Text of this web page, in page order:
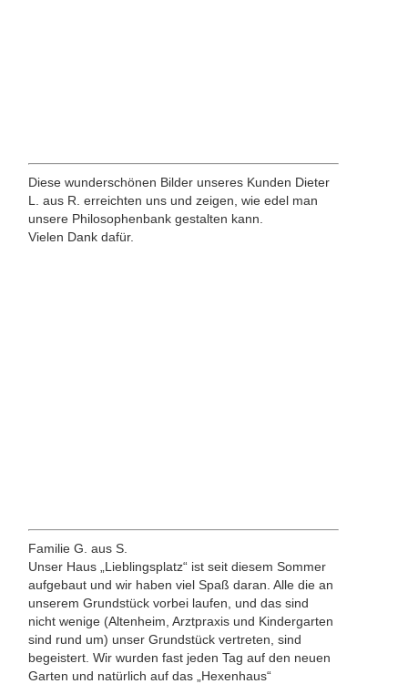
Diese wunderschönen Bilder unseres Kunden Dieter
L. aus R. erreichten uns und zeigen, wie edel man
unsere Philosophenbank gestalten kann.
Vielen Dank dafür.
Familie G. aus S.
Unser Haus „Lieblingsplatz“ ist seit diesem Sommer
aufgebaut und wir haben viel Spaß daran. Alle die an
unserem Grundstück vorbei laufen, und das sind
nicht wenige (Altenheim, Arztpraxis und Kindergarten
sind rund um) unser Grundstück vertreten, sind
begeistert. Wir wurden fast jeden Tag auf den neuen
Garten und natürlich auf das „Hexenhaus“